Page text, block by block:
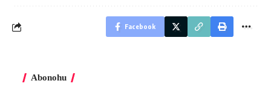
Facebook
Abonohu